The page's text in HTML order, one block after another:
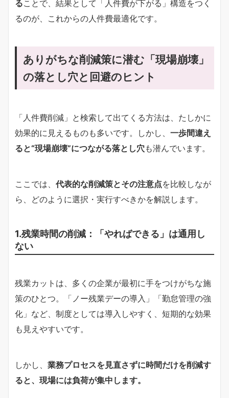
ることで、結果として「人件費が下がる」構造をつく
るのが、これからの人件費最適化です。
ありがちな削減策に潜む「現場崩壊」
の落とし穴と回避のヒント
「人件費削減」と検索して出てくる方法は、たしかに
効果的に見えるものも多いです。しかし、 一歩間違え
ると“現場崩壊”につながる落とし穴も潜んでいます。
ここでは、 代表的な削減策とその注意点を比較しなが
ら、どのように選択・実行すべきかを解説します。
1.残業時間の削減：「やればできる」は通用し
ない
残業カットは、多くの企業が最初に手をつけがちな施
策のひとつ。「ノー残業デーの導入」「勤怠管理の強
化」など、制度としては導入しやすく、短期的な効果
も見えやすいです。
しかし、 業務プロセスを見直さずに時間だけを削減す
ると、現場には負荷が集中します。